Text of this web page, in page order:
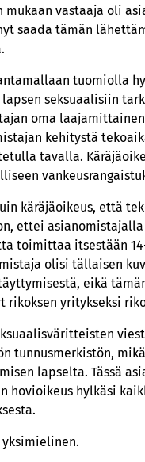
vastaaja oli
saada tämän
tuomiolla
seksuaalisiin
oma
kehitystä
tavalla.
käräjäoikeus, että
ettei
toimittaa itsestään
olisi tällaisen
eikä
rikoksen yritykseksi
tunnusmerkistön,
lapselta. Tässä
hovioikeus hylkäsi